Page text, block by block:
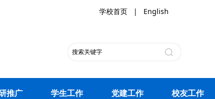
学校首页 | English
推广 学生工作 党建工作 校友工作